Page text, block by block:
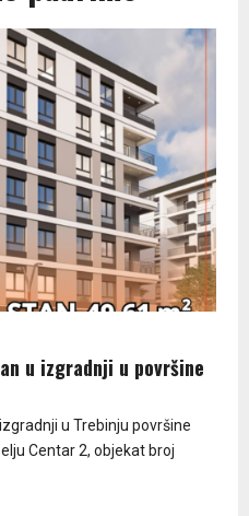
u izgradnji u površine
u Trebinju površine
Centar 2, objekat broj